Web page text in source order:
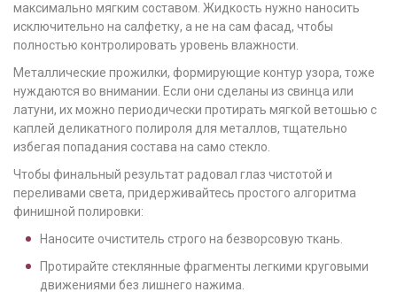
максимально мягким составом. Жидкость нужно наносить
исключительно на салфетку, а не на сам фасад, чтобы
полностью контролировать уровень влажности.
Металлические прожилки, формирующие контур узора, тоже
нуждаются во внимании. Если они сделаны из свинца или
латуни, их можно периодически протирать мягкой ветошью с
каплей деликатного полироля для металлов, тщательно
избегая попадания состава на само стекло.
Чтобы финальный результат радовал глаз чистотой и
переливами света, придерживайтесь простого алгоритма
финишной полировки:
Наносите очиститель строго на безворсовую ткань.
Протирайте стеклянные фрагменты легкими круговыми
движениями без лишнего нажима.